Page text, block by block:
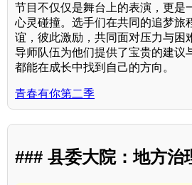
节目不仅仅是舞台上的表演，更是
心灵碰撞。选手们在共同的追梦旅
谊，彼此激励，共同面对压力与困
导师队伍为他们提供了宝贵的建议
都能在成长中找到自己的方向。
青春有你第二季
### 县委大院：地方治